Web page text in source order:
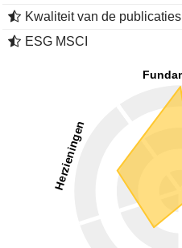
Kwaliteit van de publicaties
ESG MSCI